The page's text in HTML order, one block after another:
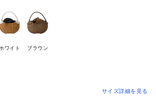
ホワイト ブラウン
サイズ詳細を見る